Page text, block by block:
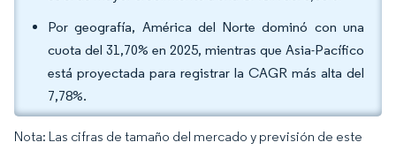
Por geografía, América del Norte dominó con una
cuota del 31,70% en 2025, mientras que Asia-Pacífico
está proyectada para registrar la CAGR más alta del
7,78%.
Nota: Las cifras de tamaño del mercado y previsión de este